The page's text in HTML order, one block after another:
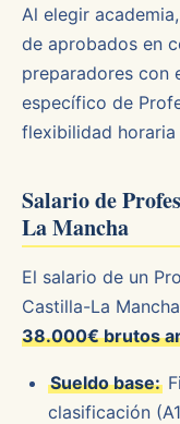
Al elegir
de aprobados en
preparadores con
específico de
flexibilidad
Salario de
La Mancha
El salario de un
Castilla-La
38.000€ brutos
Sueldo base:
clasificación